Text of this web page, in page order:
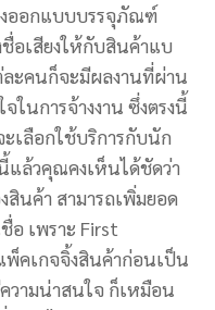
งออกแบบบรรจุภัณฑ์
อเสียงให้กับสินค้าแบ
ะคนก็จะมีผลงานที่ผ่าน
นการจ้างงาน ซึ่งตรงนี้
เลือกใช้บริการกับนัก
ล้วคุณคงเห็นได้ชัดว่า
สินค้า สามารถเพิ่มยอด
อ เพราะ First
พ็คเกจจิ้งสินค้าก่อนเป็น
วามน่าสนใจ ก็เหมือน